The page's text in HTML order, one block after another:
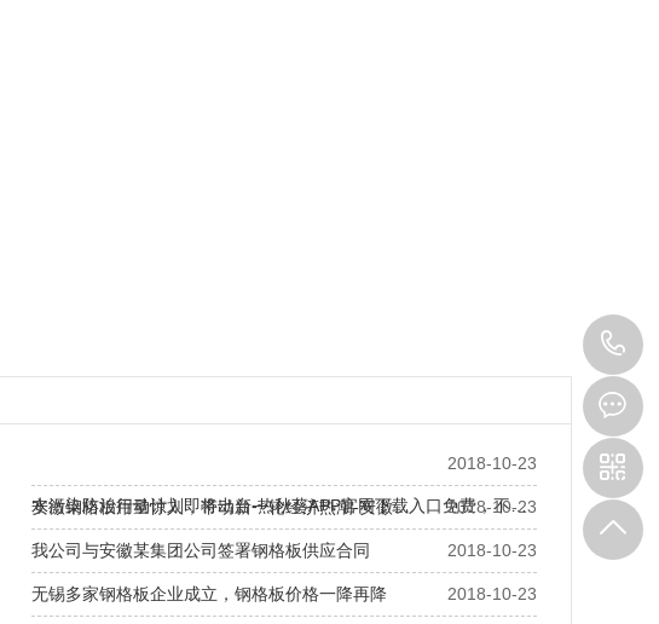
2018-10-23
水污染防治行动计划即将出台-热秋葵APP官网下载入口免费，不…
2018-10-23
安徽钢格板用量惊人，带动新一轮经济热潮-安徽…
2018-10-23
我公司与安徽某集团公司签署钢格板供应合同
2018-10-23
无锡多家钢格板企业成立，钢格板价格一降再降